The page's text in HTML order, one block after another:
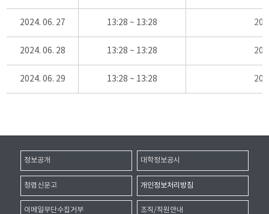
2024. 06. 27 13:28 ~ 13:28
2024. 06. 28 13:28 ~ 13:28
2024. 06. 29 13:28 ~ 13:28
정보공개 대학정보공시
청렴신문고 개인정보처리방침
이메일무단수집거부 조직/직원안내